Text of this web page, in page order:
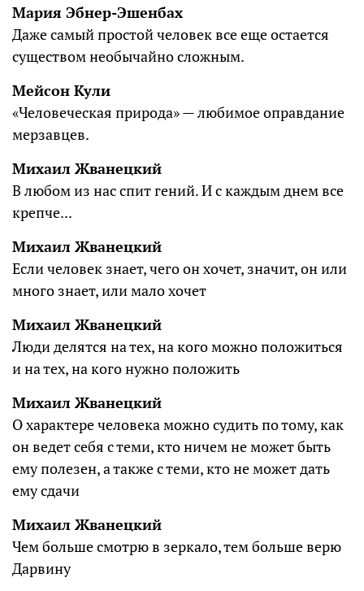
Мария Эбнер-Эшенбах
Даже самый простой человек все еще остается
существом необычайно сложным.
Мейсон Кули
«Человеческая природа» — любимое оправдание
мерзавцев.
Михаил Жванецкий
В любом из нас спит гений. И с каждым днем все
кpепче...
Михаил Жванецкий
Если человек знает, чего он хочет, значит, он или
много знает, или мало хочет
Михаил Жванецкий
Люди делятся на тех, на кого можно положиться
и на тех, на кого нужно положить
Михаил Жванецкий
О характере человека можно судить по тому, как
он ведет себя с теми, кто ничем не может быть
ему полезен, а также с теми, кто не может дать
ему сдачи
Михаил Жванецкий
Чем больше смотрю в зеркало, тем больше верю
Дарвину